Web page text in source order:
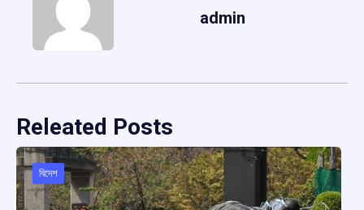
admin
Releated Posts
বিদেশ